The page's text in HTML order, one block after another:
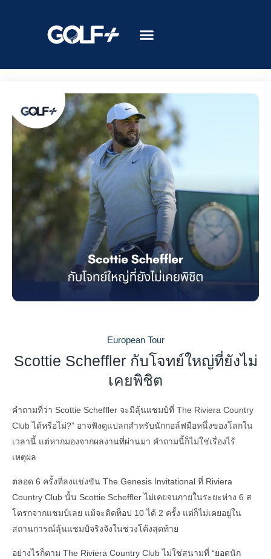
European Tour
Scottie Scheffler กับโจทย์ใหญ่ที่ยังไม่
เคยพิชิต
คำถามที่ว่า Scottie Scheffler จะมีลุ้นแชมป์ที่ The Riviera Country
Club ได้หรือไม่?” อาจฟังดูแปลกสำหรับนักกอล์ฟมือหนึ่งของโลกใน
เวลานี้ แต่หากมองจากผลงานที่ผ่านมา คำถามนี้ก็ไม่ใช่เรื่องไร้
เหตุผล
ตลอด 6 ครั้งที่ลงแข่งขัน The Genesis Invitational ที่ Riviera
Country Club นั้น Scottie Scheffler ไม่เคยจบภายในระยะห่าง 6 ส
โตรกจากแชมป์เลย แม้จะติดท็อป 10 ได้ 2 ครั้ง แต่ก็ไม่เคยอยู่ใน
สถานการณ์ลุ้นแชมป์จริงจังในช่วงโค้งสุดท้าย
อย่างไรก็ตาม The Riviera Country Club ไม่ใช่สนามที่ “ยอดนัก